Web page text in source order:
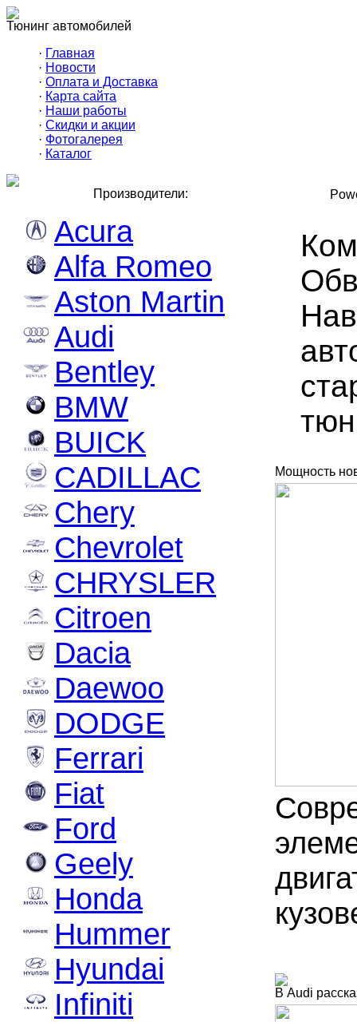
Тюнинг автомобилей
· Главная
· Новости
· Оплата и Доставка
· Карта сайта
· Наши работы
· Скидки и акции
· Фотогалерея
· Каталог
Производители:
Acura
Alfa Romeo
Aston Martin
Audi
Bentley
BMW
BUICK
CADILLAC
Chery
Chevrolet
CHRYSLER
Citroen
Dacia
Daewoo
DODGE
Ferrari
Fiat
Ford
Geely
Honda
Hummer
Hyundai
Infiniti
Мощность
В Audi